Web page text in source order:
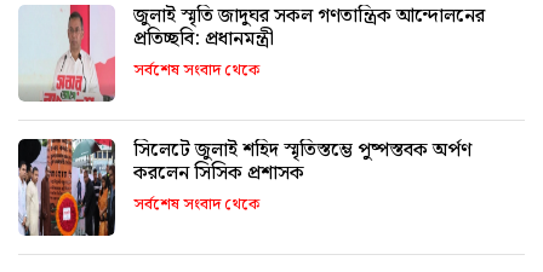
জুলাই স্মৃতি জাদুঘর সকল গণতান্ত্রিক আন্দোলনের
প্রতিচ্ছবি: প্রধানমন্ত্রী
সর্বশেষ সংবাদ থেকে
সিলেটে জুলাই শহিদ স্মৃতিস্তম্ভে পুষ্পস্তবক অর্পণ
করলেন সিসিক প্রশাসক
সর্বশেষ সংবাদ থেকে